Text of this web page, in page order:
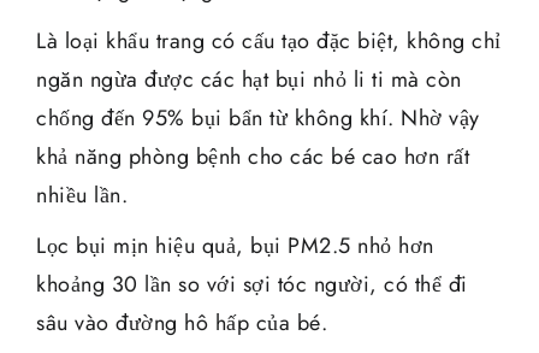
Là loại khẩu trang có cấu tạo đặc biệt, không chỉ
ngăn ngừa được các hạt bụi nhỏ li ti mà còn
chống đến 95% bụi bẩn từ không khí. Nhờ vậy
khả năng phòng bệnh cho các bé cao hơn rất
nhiều lần.
Lọc bụi mịn hiệu quả, bụi PM2.5 nhỏ hơn
khoảng 30 lần so với sợi tóc người, có thể đi
sâu vào đường hô hấp của bé.